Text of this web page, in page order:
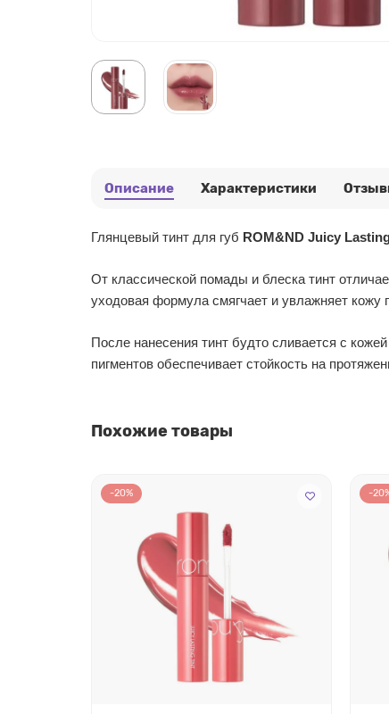
Описание Характеристики
Глянцевый тинт для губ ROM&ND Juicy
От классической помады и блеска тинт
уходовая формула смягчает и увлажняет кожу
После нанесения тинт будто сливается с
пигментов обеспечивает стойкость на
Похожие товары
-20% -